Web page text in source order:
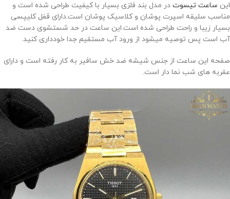
این ساعت تیسوت در مدل بند فلزی بسیار با کیفیت طراحی شده است و
مناسب سلیقه اسپرت پوشان و کلاسیک پوشان است.دارای قفل کلیپسی
بسیار زیبا و راحت طراحی شده است.این ساعت در حد شستشوی دست ضد
آب است پس توصیه میشود از ورود آب مستقیم جدا خودداری کنید.
صفحه این ساعت از جنس شیشه ضد خش سافیر به کار رفته است و دارای
عقربه های شب نما دار است.